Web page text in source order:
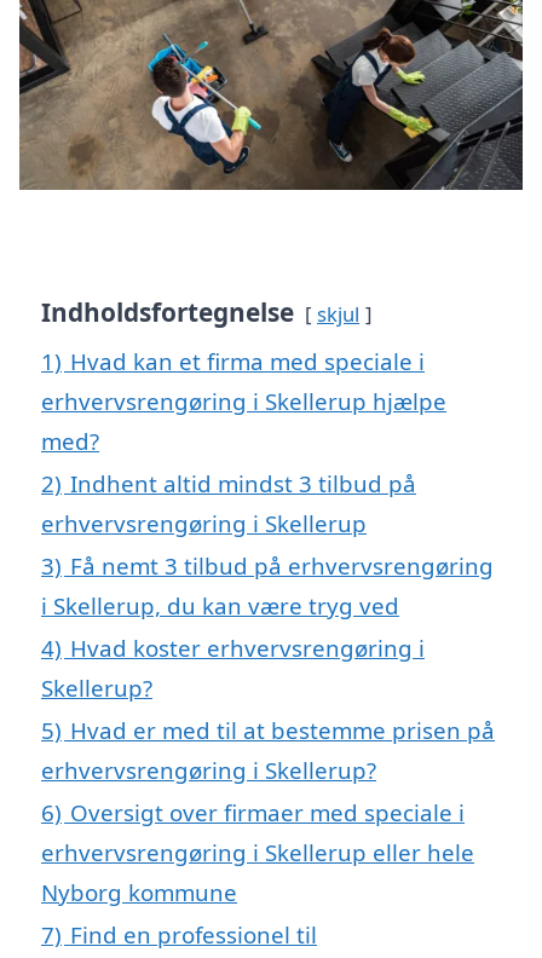
Indholdsfortegnelse skjul
1) Hvad kan et firma med speciale i
erhvervsrengøring i Skellerup hjælpe
med?
2) Indhent altid mindst 3 tilbud på
erhvervsrengøring i Skellerup
3) Få nemt 3 tilbud på erhvervsrengøring
i Skellerup, du kan være tryg ved
4) Hvad koster erhvervsrengøring i
Skellerup?
5) Hvad er med til at bestemme prisen på
erhvervsrengøring i Skellerup?
6) Oversigt over firmaer med speciale i
erhvervsrengøring i Skellerup eller hele
Nyborg kommune
7) Find en professionel til